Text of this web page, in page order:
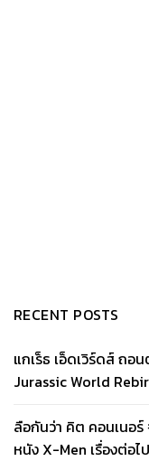
RECENT POSTS
แกเร็ธ เอ็ดเวิร์ดส์ ถ
Jurassic World
ลือกันว่า คิต คอนเนอร์
หนัง X-Men เรื่องต่อไป